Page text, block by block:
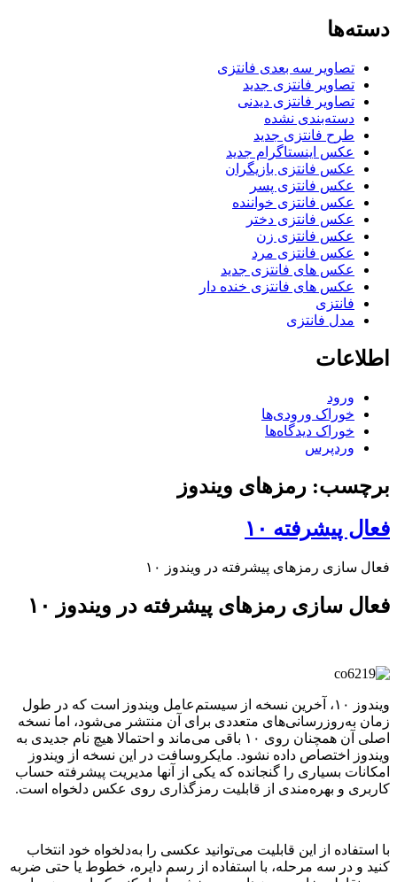
دسته‌ها
تصاویر سه بعدی فانتزی
تصاویر فانتزی جدید
تصاویر فانتزی دیدنی
دسته‌بندی نشده
طرح فانتزی جدید
عکس اینستاگرام جدید
عکس فانتزی بازیگران
عکس فانتزی پسر
عکس فانتزی خواننده
عکس فانتزی دختر
عکس فانتزی زن
عکس فانتزی مرد
عکس های فانتزی جدید
عکس های فانتزی خنده دار
فانتزی
مدل فانتزی
اطلاعات
ورود
خوراک ورودی‌ها
خوراک دیدگاه‌ها
وردپرس
برچسب: رمزهای ویندوز
فعال پیشرفته ۱۰
فعال سازی رمزهای پیشرفته در ویندوز ۱۰
فعال سازی رمزهای پیشرفته در ویندوز ۱۰
ویندوز ۱۰، آخرین نسخه از سیستم‌عامل ویندوز است که در طول
زمان به‌روزرسانی‌های متعددی برای آن منتشر می‌شود، اما نسخه
اصلی آن همچنان روی ۱۰ باقی می‌ماند و احتمالا هیچ نام جدیدی به
ویندوز اختصاص داده نشود. مایکروسافت در این نسخه از ویندوز
امکانات بسیاری را گنجانده که یکی از آنها مدیریت پیشرفته حساب
کاربری و بهره‌مندی از قابلیت رمزگذاری روی عکس دلخواه است.
با استفاده از این قابلیت می‌توانید عکسی را به‌دلخواه خود انتخاب
کنید و در سه مرحله، با استفاده از رسم دایره، خطوط یا حتی ضربه